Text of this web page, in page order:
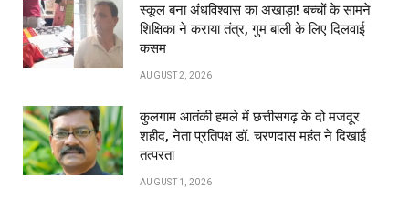
स्कूल बना अंधविश्वास का अखाड़ा! बच्चों के सामने
शिक्षिका ने कराया तंत्र, गुम बाली के लिए दिलवाई
कसम
AUGUST 2, 2026
कुलगाम आतंकी हमले में छत्तीसगढ़ के दो मजदूर
शहीद, नेता प्रतिपक्ष डॉ. चरणदास महंत ने दिखाई
तत्परता
AUGUST 1, 2026